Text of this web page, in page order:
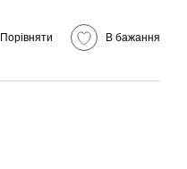
Порівняти В бажання